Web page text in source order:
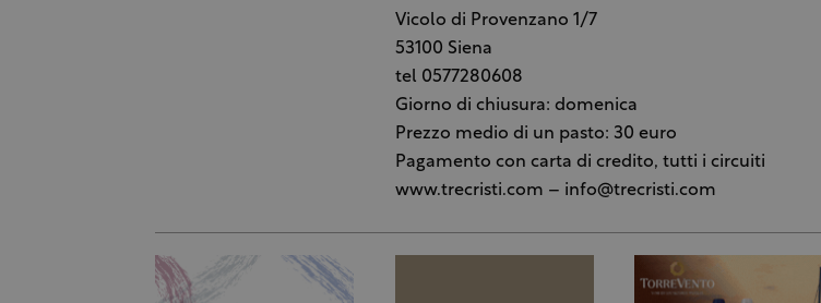
Vicolo di Provenzano 1/7
53100 Siena
tel 0577280608
Giorno di chiusura: domenica
Prezzo medio di un pasto: 30 euro
Pagamento con carta di credito, tutti i circuiti
www.trecristi.com – info@trecristi.com